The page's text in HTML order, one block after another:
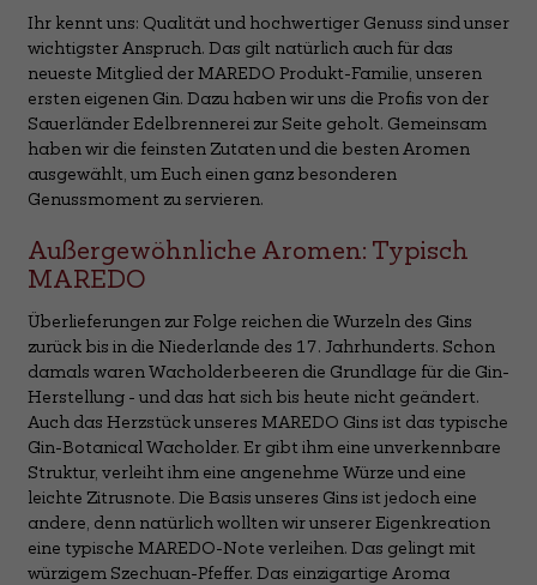
Ihr kennt uns: Qualität und hochwertiger Genuss sind unser
wichtigster Anspruch. Das gilt natürlich auch für das
neueste Mitglied der MAREDO Produkt-Familie, unseren
ersten eigenen Gin. Dazu haben wir uns die Profis von der
Sauerländer Edelbrennerei zur Seite geholt. Gemeinsam
haben wir die feinsten Zutaten und die besten Aromen
ausgewählt, um Euch einen ganz besonderen
Genussmoment zu servieren.
Außergewöhnliche Aromen: Typisch
MAREDO
Überlieferungen zur Folge reichen die Wurzeln des Gins
zurück bis in die Niederlande des 17. Jahrhunderts. Schon
damals waren Wacholderbeeren die Grundlage für die Gin-
Herstellung - und das hat sich bis heute nicht geändert.
Auch das Herzstück unseres MAREDO Gins ist das typische
Gin-Botanical Wacholder. Er gibt ihm eine unverkennbare
Struktur, verleiht ihm eine angenehme Würze und eine
leichte Zitrusnote. Die Basis unseres Gins ist jedoch eine
andere, denn natürlich wollten wir unserer Eigenkreation
eine typische MAREDO-Note verleihen. Das gelingt mit
würzigem Szechuan-Pfeffer. Das einzigartige Aroma